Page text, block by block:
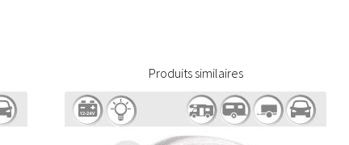
Produits similaires